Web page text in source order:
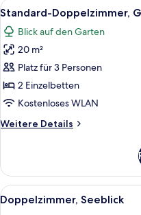
Alle
Fotos
für
Standard-
Doppelzimmer,
Gartenblick
anzeigen
4
Standard-Doppelzimmer,
Blick auf den Garten
20 m²
Platz für 3 Personen
2 Einzelbetten
Kostenloses WLAN
Weitere Details
Weitere
Doppelzimmer,
Gartenblick
Alle
Fotos
8
Doppelzimmer, Seeblick